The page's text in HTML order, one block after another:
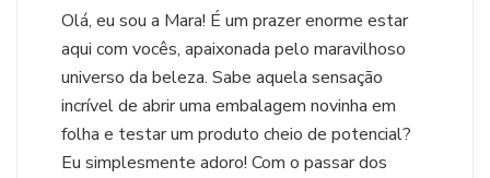
Olá, eu sou a Mara! É um prazer enorme estar
aqui com vocês, apaixonada pelo maravilhoso
universo da beleza. Sabe aquela sensação
incrível de abrir uma embalagem novinha em
folha e testar um produto cheio de potencial?
Eu simplesmente adoro! Com o passar dos